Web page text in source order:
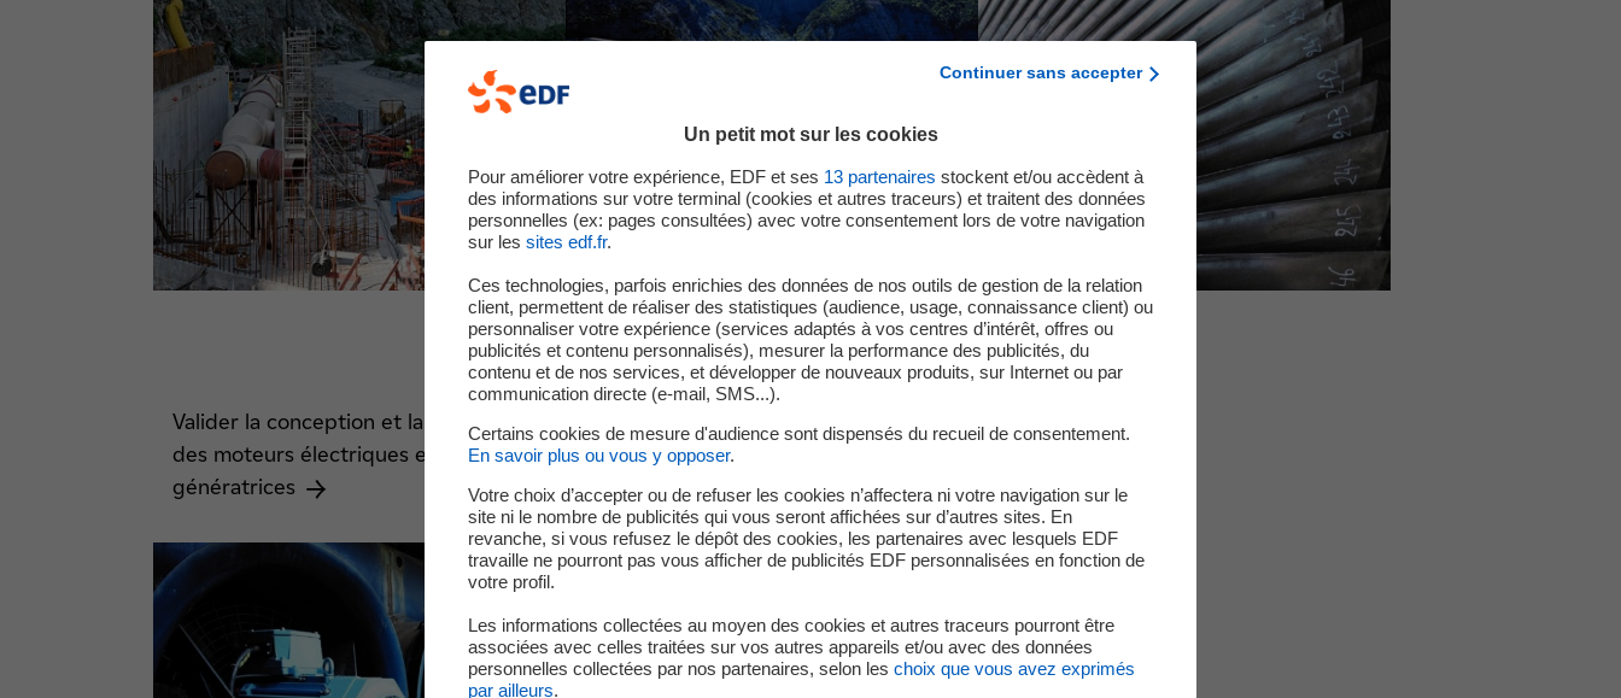
Valider la conception et la réception
des moteurs électriques et
génératrices
Valider la conception et la réception
de transformateurs
Continuer sans accepter
Un petit mot sur les cookies
Pour améliorer votre expérience, EDF et ses 13 partenaires stockent et/ou accèdent à
des informations sur votre terminal (cookies et autres traceurs) et traitent des données
personnelles (ex: pages consultées) avec votre consentement lors de votre navigation
sur les sites edf.fr.
Ces technologies, parfois enrichies des données de nos outils de gestion de la relation
client, permettent de réaliser des statistiques (audience, usage, connaissance client) ou
personnaliser votre expérience (services adaptés à vos centres d’intérêt, offres ou
publicités et contenu personnalisés), mesurer la performance des publicités, du
contenu et de nos services, et développer de nouveaux produits, sur Internet ou par
communication directe (e-mail, SMS...).
Certains cookies de mesure d'audience sont dispensés du recueil de consentement.
En savoir plus ou vous y opposer.
Votre choix d’accepter ou de refuser les cookies n’affectera ni votre navigation sur le
site ni le nombre de publicités qui vous seront affichées sur d’autres sites. En
revanche, si vous refusez le dépôt des cookies, les partenaires avec lesquels EDF
travaille ne pourront pas vous afficher de publicités EDF personnalisées en fonction de
votre profil.
Les informations collectées au moyen des cookies et autres traceurs pourront être
associées avec celles traitées sur vos autres appareils et/ou avec des données
personnelles collectées par nos partenaires, selon les choix que vous avez exprimés
par ailleurs.